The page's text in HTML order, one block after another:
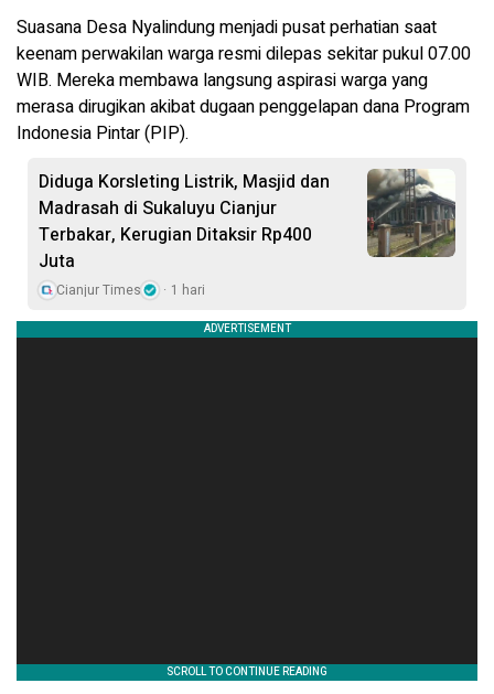
Suasana Desa Nyalindung menjadi pusat perhatian saat
keenam perwakilan warga resmi dilepas sekitar pukul 07.00
WIB. Mereka membawa langsung aspirasi warga yang
merasa dirugikan akibat dugaan penggelapan dana Program
Indonesia Pintar (PIP).
Diduga Korsleting Listrik, Masjid dan
Madrasah di Sukaluyu Cianjur
Terbakar, Kerugian Ditaksir Rp400
Juta
Cianjur Times 1 hari